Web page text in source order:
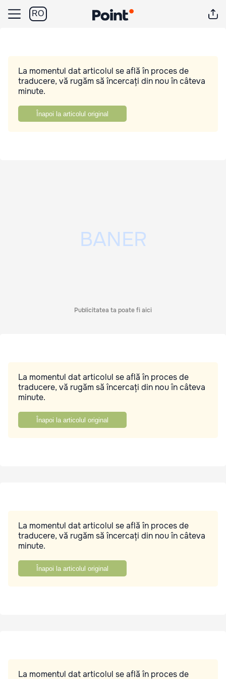
RO
La momentul dat articolul se află în proces de
traducere, vă rugăm să încercați din nou în câteva
minute.
Înapoi la articolul original
Publicitatea ta poate fi aici
La momentul dat articolul se află în proces de
traducere, vă rugăm să încercați din nou în câteva
minute.
Înapoi la articolul original
La momentul dat articolul se află în proces de
traducere, vă rugăm să încercați din nou în câteva
minute.
Înapoi la articolul original
La momentul dat articolul se află în proces de